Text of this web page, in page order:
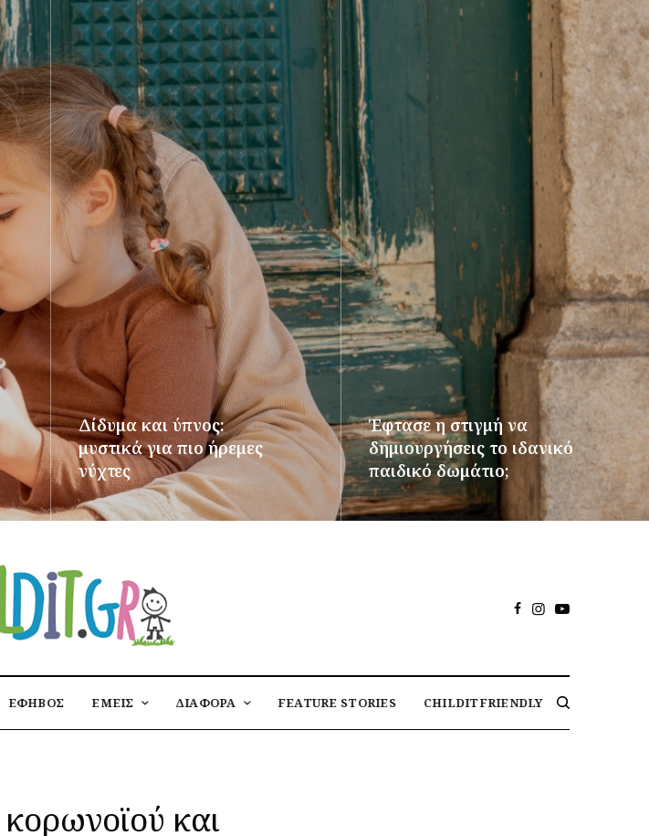
Δίδυμα και ύπνος:
μυστικά για πιο ήρεμες
νύχτες
ΠΕΡΙΣΣΌΤΕΡΑ
Έφτασε η στιγμή να
δημιουργήσεις το ιδανικό
παιδικό δωμάτιο;
ΠΕΡΙΣΣΌΤΕΡΑ
ΕΦΗΒΟΣ ΕΜΕΙΣ ΔΙΑΦΟΡΑ FEATURE STORIES CHILDITFRIENDLY
και